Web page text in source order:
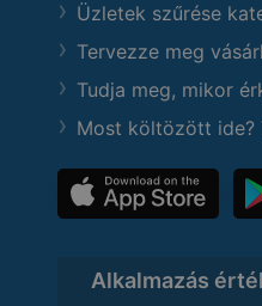
Üzletek szűrése
Tervezze meg
Tudja meg, mikor
Most költözött ide?
Alkalmazás